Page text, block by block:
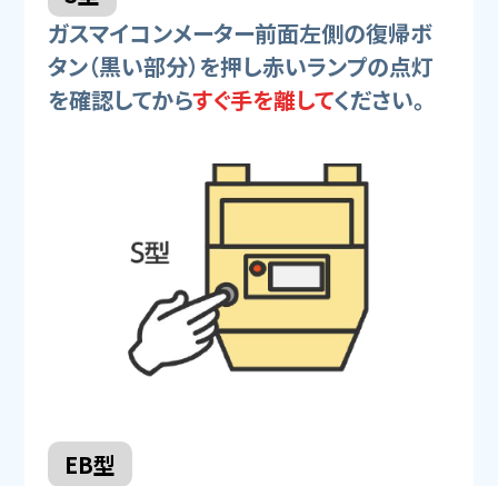
ガスマイコンメーター前面左側の復帰ボ
タン（黒い部分）を押し赤いランプの点灯
を確認してからすぐ手を離してください。
EB型